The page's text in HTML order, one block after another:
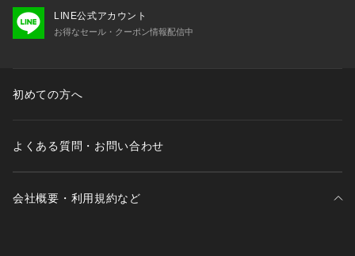
LINE公式アカウント
お得なセール・クーポン情報配信中
初めての方へ
よくある質問・お問い合わせ
会社概要・利用規約など